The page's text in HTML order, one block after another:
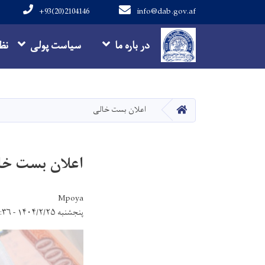
info@dab.gov.af
+93(20)2104146
Main navigation
در باره ما سیاست پولی
HOME اعلان بست خالی
اعلان بست
Mpoya
پنجشنبه ۱۴۰۴/۲/۲۵ - ۱۴:۳۶